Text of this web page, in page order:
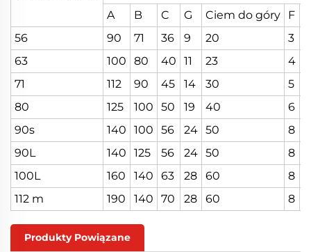
A B C G Ciem do góry F
56
90 71 36 9 20 3
63
100 80 40 11 23 4
71
112 90 45 14 30 5
80
125 100 50 19 40 6
90s
140 100 56 24 50 8
90L
140 125 56 24 50 8
100L
160 140 63 28 60 8
112 m
190 140 70 28 60 8
Produkty Powiązane